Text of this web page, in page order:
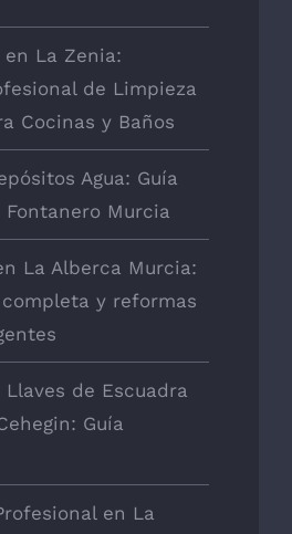
en La Zenia:
de Limpieza
Cocinas y Baños
Agua: Guía
Fontanero Murcia
La Alberca Murcia:
y reformas
Llaves de Escuadra
Guía
en La